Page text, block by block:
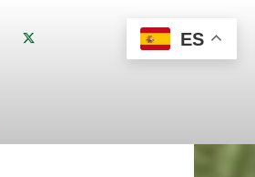
ES